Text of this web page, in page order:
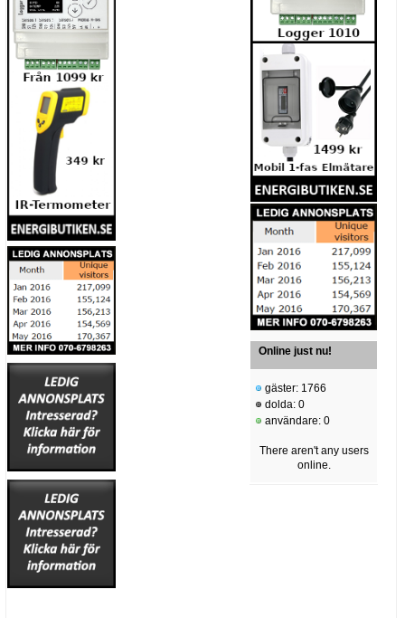
Online just nu!
gäster: 1766
dolda: 0
användare: 0
There aren't any users
online.